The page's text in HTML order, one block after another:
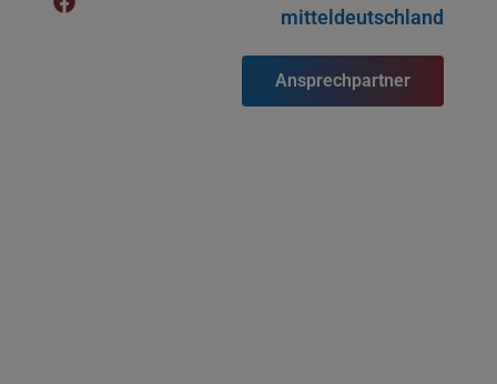
mitteldeutschland
Ansprechpartner